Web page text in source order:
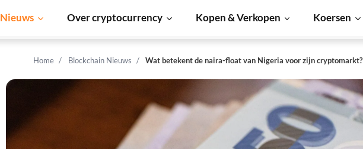
Nieuws Over cryptocurrency Kopen & Verkopen Koersen
Home Blockchain Nieuws Wat betekent de naira-float van Nigeria voor zijn cryptomarkt?